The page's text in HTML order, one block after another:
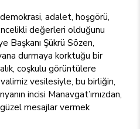
adalet, hoşgörü,
değerleri olduğunu
Şükrü Sözen,
durmaya korktuğu bir
coşkulu görüntülere
vesilesiyle, bu birliğin,
incisi Manavgat’ımızdan,
mesajlar vermek